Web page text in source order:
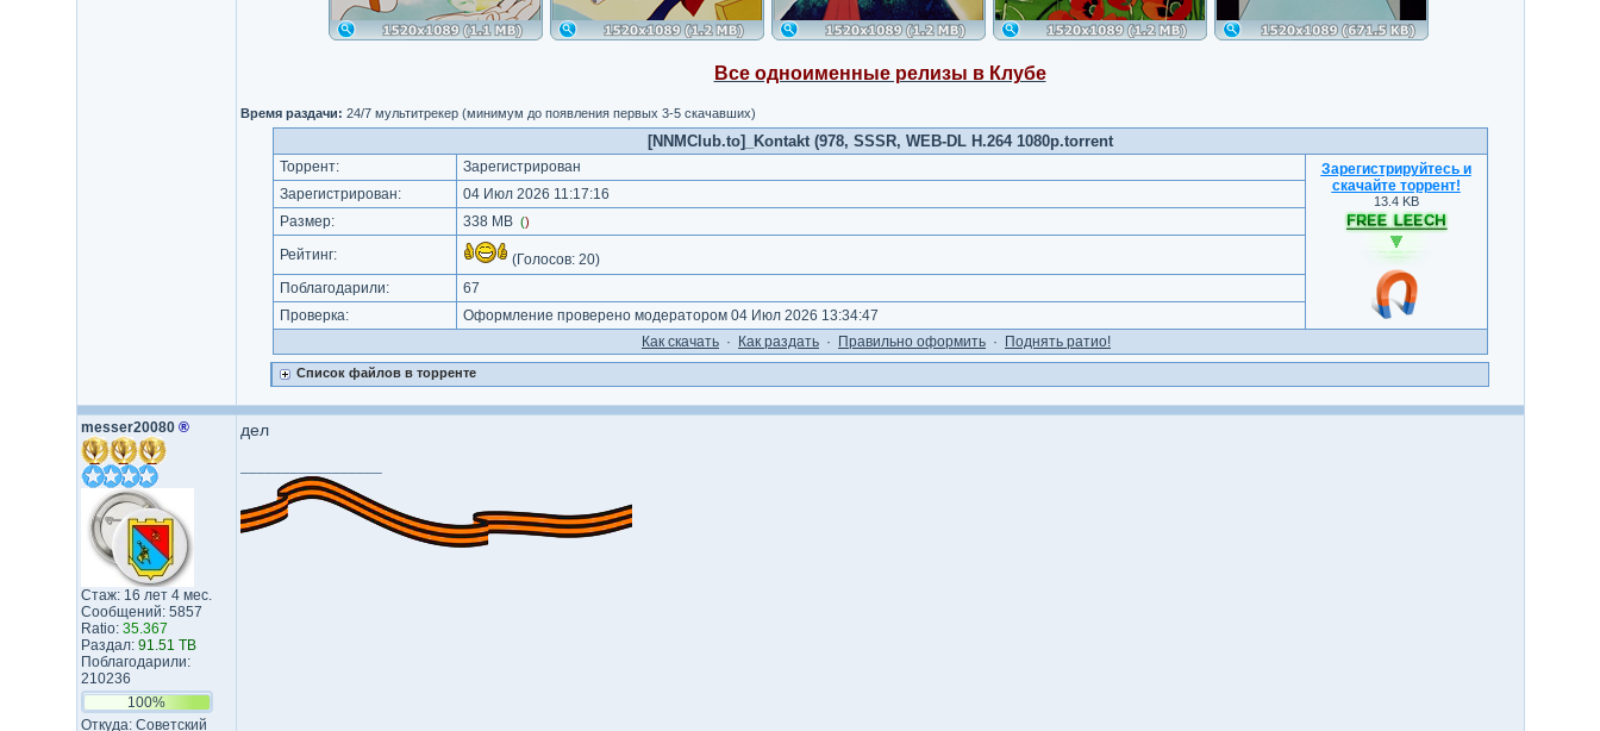
Все одноименные релизы в Клубе
Время раздачи: 24/7 мультитрекер (минимум до появления первых 3-5 скачавших)
[NNMClub.to]_Kontakt (978, SSSR, WEB-DL H.264 1080p.torrent
Торрент: Зарегистрирован
Зарегистрируйтесь и
скачайте торрент!
13.4 KB
Зарегистрирован:
04 Июл 2026 11:17:16
Размер:
338 MB ()
Рейтинг: (Голосов: 20)
Поблагодарили:
67
Проверка:
Оформление проверено модератором 04 Июл 2026 13:34:47
Как cкачать · Как раздать · Правильно оформить · Поднять ратио!
Список файлов в торренте
messer20080 ®
Стаж: 16 лет 4 мес.
Сообщений: 5857
Ratio: 35.367
Раздал: 91.51 TB
Поблагодарили:
210236
100%
Откуда: Советский
дел